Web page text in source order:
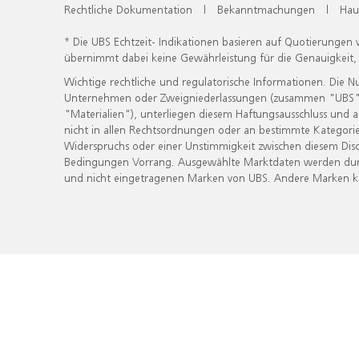
Rechtliche Dokumentation | Bekanntmachungen |
* Die UBS Echtzeit- Indikationen basieren auf
übernimmt dabei keine Gewährleistung für die
Wichtige rechtliche und regulatorische Informationen. Die
Unternehmen oder Zweigniederlassungen (zusammen
"Materialien"), unterliegen diesem Haftungsausschluss
nicht in allen Rechtsordnungen oder an bestimmte
Widerspruchs oder einer Unstimmigkeit zwischen diesem
Bedingungen Vorrang. Ausgewählte Marktdaten werden
und nicht eingetragenen Marken von UBS. Andere Marken